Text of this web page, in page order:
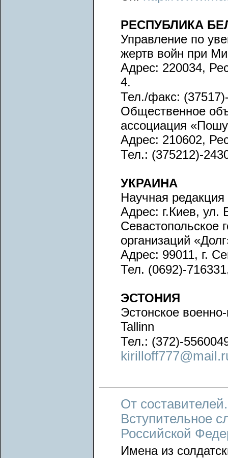
РЕСПУБЛИКА
Управление по
жертв войн при
Адрес: 220034,
4.
Тел./факс:
Общественное
ассоциация
Адрес: 210602,
Тел.: (375212)-
УКРАИНА
Научная
Адрес: г.Киев, ул.
Севастопольское
организаций
Адрес: 99011, г.
Тел. (0692)-
ЭСТОНИЯ
Эстонское
Tallinn
Тел.: (372)-
От составителей.
Вступительное
Российской
Имена из